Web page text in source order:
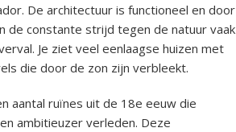
De architectuur is functioneel en door
de constante strijd tegen de natuur vaak
Je ziet veel eenlaagse huizen met
die door de zon zijn verbleekt.
aantal ruïnes uit de 18e eeuw die
ambitieuzer verleden. Deze